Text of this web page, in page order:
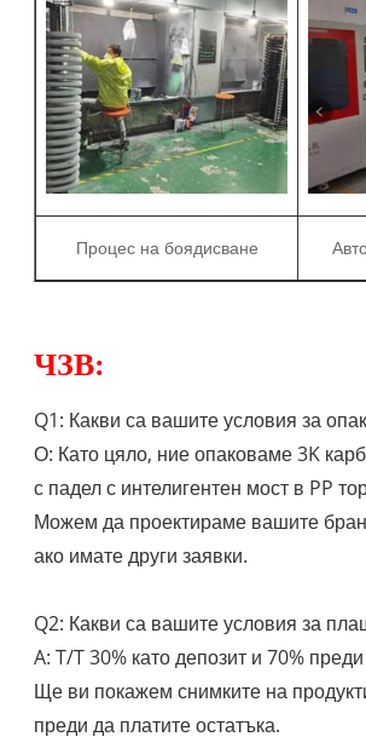
Процес на боядисване
ЧЗВ:
Q1: Какви са вашите условия за
О: Като цяло, ние опаковаме 3K
с падел с интелигентен мост в PP
Можем да проектираме вашите
ако имате други заявки.
Q2: Какви са вашите условия за
A: T/T 30% като депозит и 70%
Ще ви покажем снимките на
преди да платите остатъка.